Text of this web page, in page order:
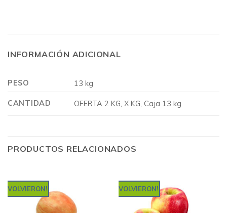
INFORMACIÓN ADICIONAL
PESO 13 kg
CANTIDAD OFERTA 2 KG, X KG, Caja 13 kg
PRODUCTOS RELACIONADOS
VOLVIERON! VOLVIERON!